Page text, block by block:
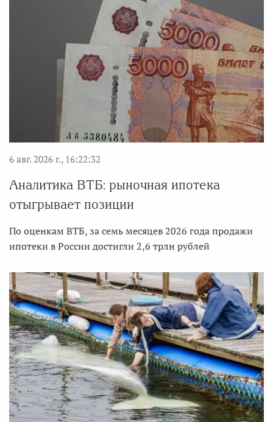
6 авг. 2026 г., 16:22:32
Аналитика ВТБ: рыночная ипотека
отыгрывает позиции
По оценкам ВТБ, за семь месяцев 2026 года продажи
ипотеки в России достигли 2,6 трлн рублей